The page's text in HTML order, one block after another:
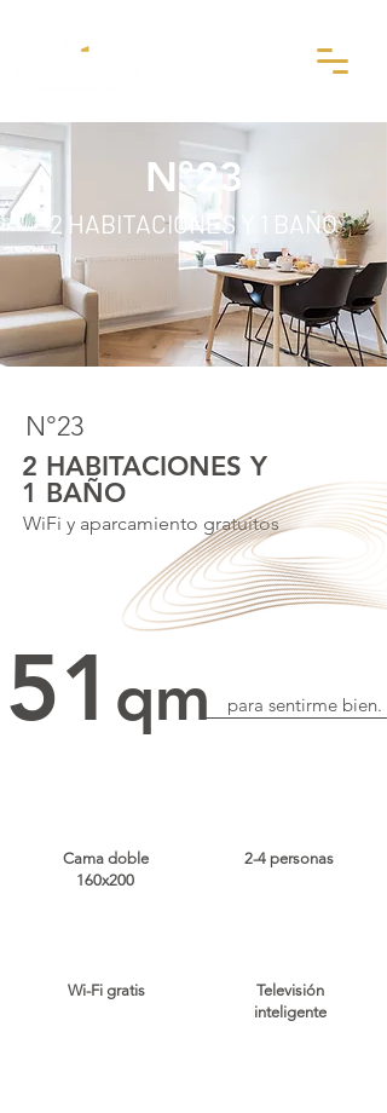
N°23
2 HABITACIONES Y 1 BAÑO
N°23
2 HABITACIONES Y
1 BAÑO
51 qm para sentirme bien.
WiFi y aparcamiento gratuitos
Cama doble
160x200
Wi-Fi gratis
2-4 personas
Televisión
inteligente